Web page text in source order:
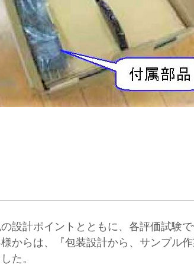
設計ポイントとともに、各評価試験
からは、『包装設計から、サンプル
た。